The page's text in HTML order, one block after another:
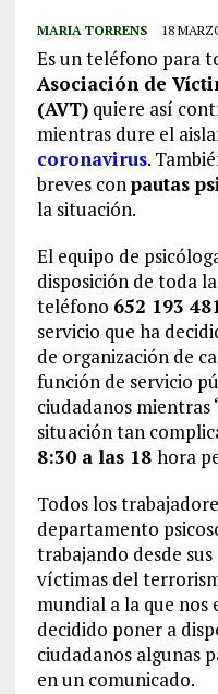
MARIA TORRENS 18
Es un teléfono para
Asociación de
(AVT)quiere así
mientras dure el
coronavirus.
breves conpautas
la situación.
El equipo de
disposición de toda
teléfono 652 193
servicio que ha
de organización de
función de servicio
ciudadanos mientras
situación tan
8:30 a las 18 hora
Todos los
departamento
trabajando desde
víctimas del
mundial a la que nos
decidido poner a
ciudadanos algunas
en un comunicado.